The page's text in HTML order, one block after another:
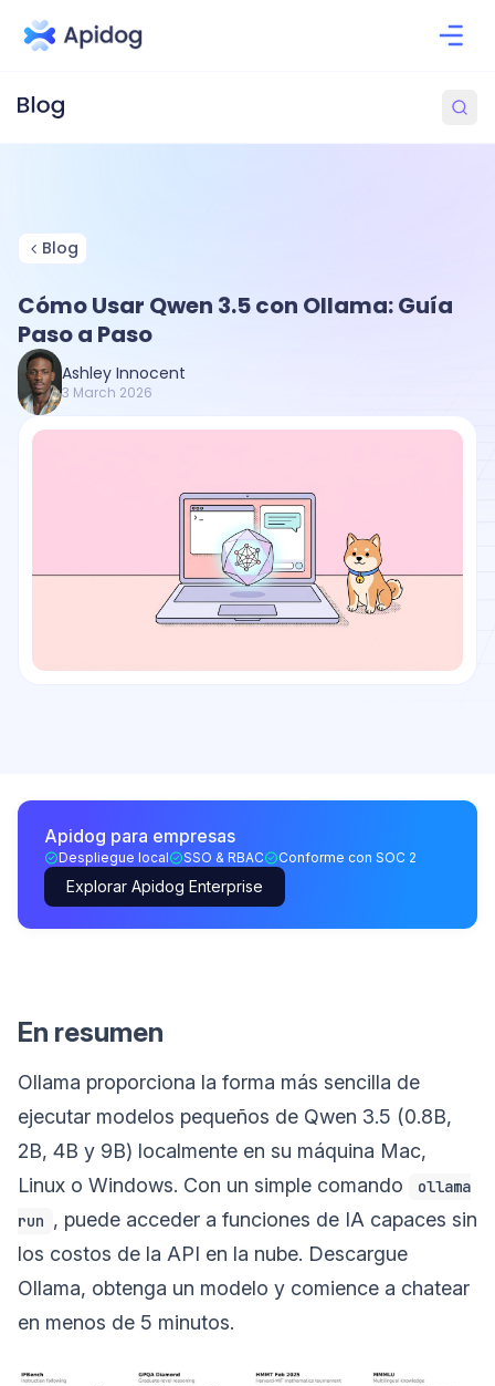
Blog
Cómo Usar Qwen 3.5 con Ollama: Guía
Paso a Paso
Ashley Innocent
3 March 2026
Apidog para empresas
Despliegue local SSO & RBAC Conforme con SOC 2
Explorar Apidog Enterprise
En resumen
Ollama proporciona la forma más sencilla de
ejecutar modelos pequeños de Qwen 3.5 (0.8B,
2B, 4B y 9B) localmente en su máquina Mac,
Linux o Windows. Con un simple comando
ollama
run , puede acceder a funciones de IA capaces sin
los costos de la API en la nube. Descargue
Ollama, obtenga un modelo y comience a chatear
en menos de 5 minutos.